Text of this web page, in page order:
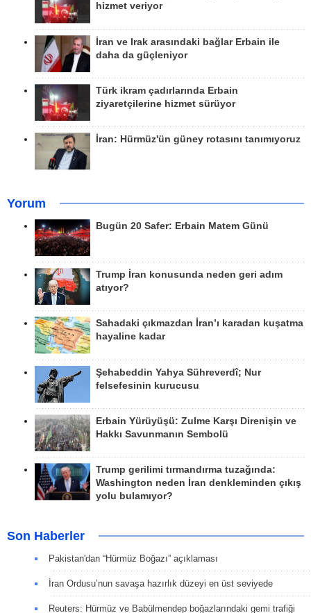
hizmet veriyor
İran ve Irak arasındaki bağlar Erbain ile
daha da güçleniyor
Türk ikram çadırlarında Erbain
ziyaretçilerine hizmet sürüyor
İran: Hürmüz'ün güney rotasını tanımıyoruz
Yorum
Bugün 20 Safer: Erbain Matem Günü
Trump İran konusunda neden geri adım
atıyor?
Sahadaki çıkmazdan İran’ı karadan kuşatma
hayaline kadar
Şehabeddin Yahya Sühreverdî; Nur
felsefesinin kurucusu
Erbain Yürüyüşü: Zulme Karşı Direnişin ve
Hakkı Savunmanın Sembolü
Trump gerilimi tırmandırma tuzağında:
Washington neden İran denkleminden çıkış
yolu bulamıyor?
Son Haberler
Pakistan'dan “Hürmüz Boğazı” açıklaması
İran Ordusu’nun savaşa hazırlık düzeyi en üst seviyede
Reuters: Hürmüz ve Babülmendep boğazlarındaki gemi trafiği